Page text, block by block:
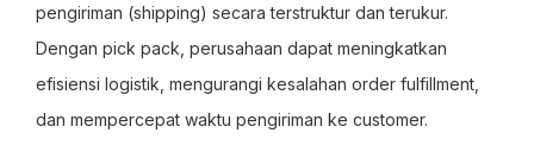
pengiriman (shipping) secara terstruktur dan terukur.
Dengan pick pack, perusahaan dapat meningkatkan
efisiensi logistik, mengurangi kesalahan order fulfillment,
dan mempercepat waktu pengiriman ke customer.